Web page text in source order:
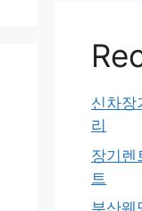
신차장
리
장기렌
트
부산웨